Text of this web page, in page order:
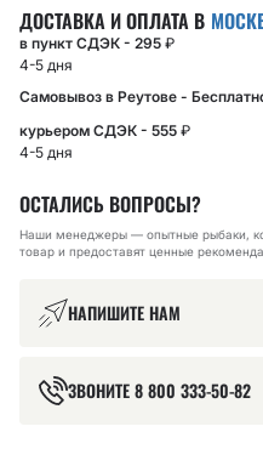
ДОСТАВКА И ОПЛАТА В
в пункт СДЭК - 295 ₽
4-5 дня
Самовывоз в Реутове -
курьером СДЭК - 555 ₽
4-5 дня
ОСТАЛИСЬ ВОПРОСЫ?
Наши менеджеры — опытные рыбаки,
товар и предоставят ценные
НАПИШИТЕ НАМ
ЗВОНИТЕ8 800 333-50-82